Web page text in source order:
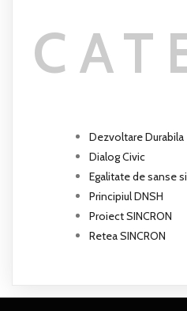
Dezvoltare Durabila
Dialog Civic
Egalitate de sanse
Principiul DNSH
Proiect SINCRON
Retea SINCRON